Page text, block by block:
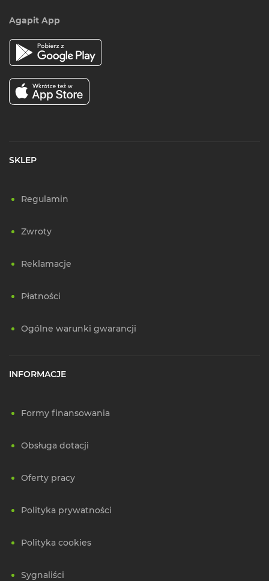
Agapit App
SKLEP
Regulamin
Zwroty
Reklamacje
Płatności
Ogólne warunki gwarancji
INFORMACJE
Formy finansowania
Obsługa dotacji
Oferty pracy
Polityka prywatności
Polityka cookies
Sygnaliści